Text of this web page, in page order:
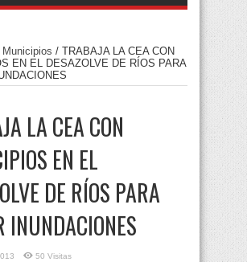
Municipios / TRABAJA LA CEA CON
EN EL DESAZOLVE DE RÍOS PARA
LA CEA CON
EN EL
DE RÍOS PARA
INUNDACIONES
50 Visitas